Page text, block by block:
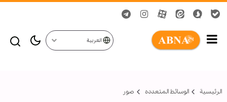
العربية
الرئيسية الوسائط المتعدده صور